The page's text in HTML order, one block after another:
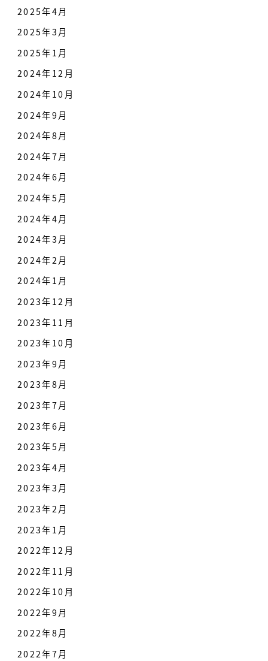
2025年4月
2025年3月
2025年1月
2024年12月
2024年10月
2024年9月
2024年8月
2024年7月
2024年6月
2024年5月
2024年4月
2024年3月
2024年2月
2024年1月
2023年12月
2023年11月
2023年10月
2023年9月
2023年8月
2023年7月
2023年6月
2023年5月
2023年4月
2023年3月
2023年2月
2023年1月
2022年12月
2022年11月
2022年10月
2022年9月
2022年8月
2022年7月